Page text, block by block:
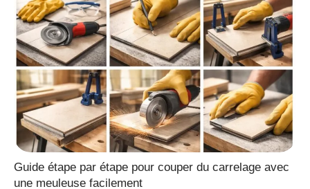
Guide étape par étape pour couper du carrelage avec
une meuleuse facilement